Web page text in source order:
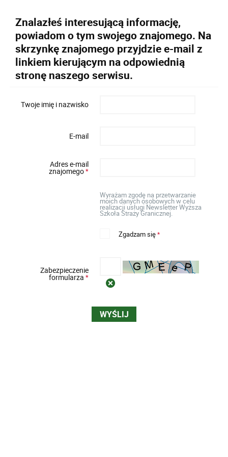
Znalazłeś interesującą informację,
powiadom o tym swojego znajomego. Na
skrzynkę znajomego przyjdzie e-mail z
linkiem kierującym na odpowiednią
stronę naszego serwisu.
Twoje imię i nazwisko
E-mail
Adres e-mail
znajomego*
Wyrażam zgodę na przetwarzanie
moich danych osobowych w celu
realizacji usługi Newsletter Wyższa
Szkoła Straży Granicznej.
Zgadzam się*
Zabezpieczenie
formularza*